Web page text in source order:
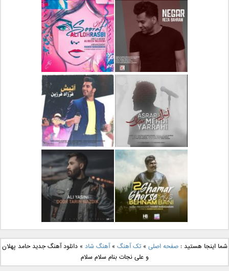
دانلود آلبوم جدید سیروان
خسروی بنام مونولوگ
دانلود آهنگ جدید علیرضا
قربانی بنام خیال خوش
دانلود آهنگ جدید رضا
بهرام بنام نگار
دانلود آهنگ جدید علی
لهراسبی بنام صورت
دانلود آهنگ جدید مهدی
یراحی بنام اسرار
دانلود آهنگ جدید فرزاد
فرزین بنام آتیش
دانلود آهنگ جدید بهنام
بانی بنام قرص قمر 2
دانلود آهنگ جدید علی
یاسینی بنام دورترین نزدیک
شما اینجا هستید :صفحه اصلی »تک آهنگ »آهنگ شاد »دانلود آهنگ جدید حامد پهلان
و علی نجات بنام سلام سلام